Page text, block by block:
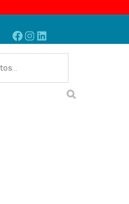
Facebook
Instagram
LinkedIn